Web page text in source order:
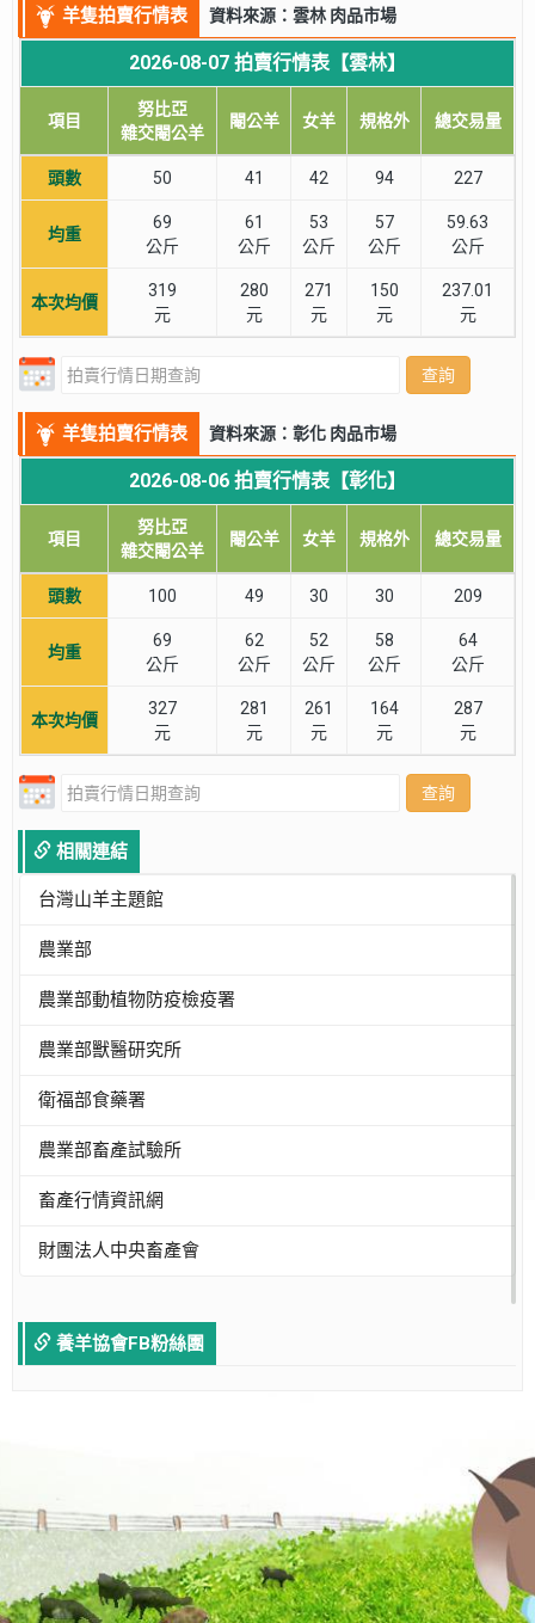
羊隻拍賣行情表 資料來源：雲林 肉品市場
2026-08-07 拍賣行情表【雲林】
項目
努比亞
雜交閹公羊
閹公羊 女羊 規格外 總交易量
頭數 50 41 42 94 227
均重
69
公斤
61
公斤
53
公斤
57
公斤
59.63
公斤
本次均價
319
元
280
元
271
元
150
元
237.01
元
查詢
羊隻拍賣行情表 資料來源：彰化 肉品市場
2026-08-06 拍賣行情表【彰化】
項目
努比亞
雜交閹公羊
閹公羊 女羊 規格外 總交易量
頭數 100 49 30 30 209
均重
69
公斤
62
公斤
52
公斤
58
公斤
64
公斤
本次均價
327
元
281
元
261
元
164
元
287
元
查詢
相關連結
台灣山羊主題館
農業部
農業部動植物防疫檢疫署
農業部獸醫研究所
衛福部食藥署
農業部畜產試驗所
畜產行情資訊網
財團法人中央畜產會
養羊協會FB粉絲團